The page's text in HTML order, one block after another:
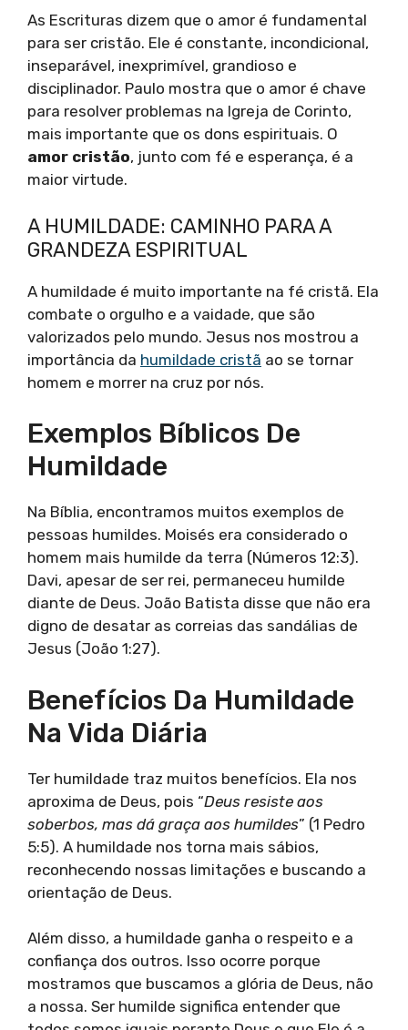
As Escrituras dizem que o amor é fundamental
para ser cristão. Ele é constante, incondicional,
inseparável, inexprimível, grandioso e
disciplinador. Paulo mostra que o amor é chave
para resolver problemas na Igreja de Corinto,
mais importante que os dons espirituais. O
amor cristão, junto com fé e esperança, é a
maior virtude.
A HUMILDADE: CAMINHO PARA A
GRANDEZA ESPIRITUAL
A humildade é muito importante na fé cristã. Ela
combate o orgulho e a vaidade, que são
valorizados pelo mundo. Jesus nos mostrou a
importância da humildade cristã ao se tornar
homem e morrer na cruz por nós.
Exemplos Bíblicos De
Humildade
Na Bíblia, encontramos muitos exemplos de
pessoas humildes. Moisés era considerado o
homem mais humilde da terra (Números 12:3).
Davi, apesar de ser rei, permaneceu humilde
diante de Deus. João Batista disse que não era
digno de desatar as correias das sandálias de
Jesus (João 1:27).
Benefícios Da Humildade
Na Vida Diária
Ter humildade traz muitos benefícios. Ela nos
aproxima de Deus, pois “Deus resiste aos
soberbos, mas dá graça aos humildes” (1 Pedro
5:5). A humildade nos torna mais sábios,
reconhecendo nossas limitações e buscando a
orientação de Deus.
Além disso, a humildade ganha o respeito e a
confiança dos outros. Isso ocorre porque
mostramos que buscamos a glória de Deus, não
a nossa. Ser humilde significa entender que